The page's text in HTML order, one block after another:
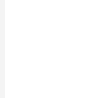
empresa de